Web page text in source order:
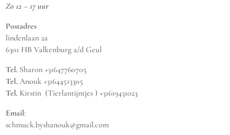
Zo 12 – 17 uur
Postadres
lindenlaan 2a
6301 HB Valkenburg a/d Geul
Tel. Sharon +31647760705
Tel. Anouk +31644513305
Tel. Kirstin (Tierlantijntjes ) +31619431023
Email:
schmuck.byshanouk@gmail.com